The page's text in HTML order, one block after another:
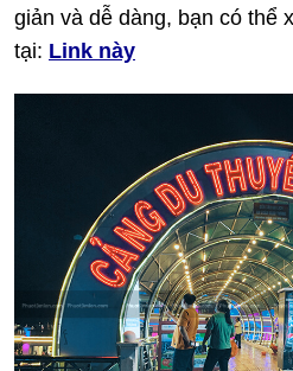
giản và dễ dàng, bạn có thể
tại: Link này